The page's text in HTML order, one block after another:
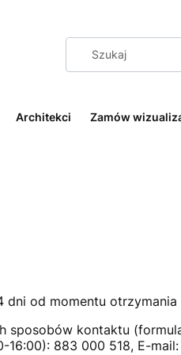
Architekci Zamów
dni od momentu otrzymania
sposobów kontaktu
16:00): 883 000 518, E-